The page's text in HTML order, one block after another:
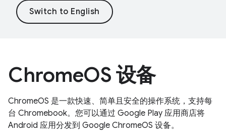
ChromeOS 设备
ChromeOS 是一款快速、简单且安全的操作系统，支持每
台 Chromebook。您可以通过 Google Play 应用商店将
Android 应用分发到 Google ChromeOS 设备。